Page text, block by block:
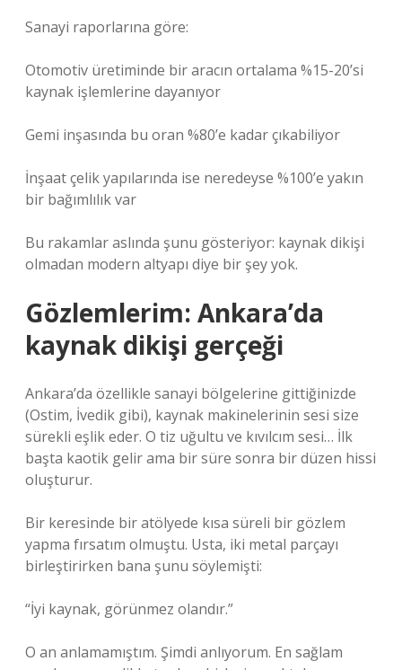
Sanayi raporlarına göre:
Otomotiv üretiminde bir aracın ortalama %15-20’si
kaynak işlemlerine dayanıyor
Gemi inşasında bu oran %80’e kadar çıkabiliyor
İnşaat çelik yapılarında ise neredeyse %100’e yakın
bir bağımlılık var
Bu rakamlar aslında şunu gösteriyor: kaynak dikişi
olmadan modern altyapı diye bir şey yok.
Gözlemlerim: Ankara’da
kaynak dikişi gerçeği
Ankara’da özellikle sanayi bölgelerine gittiğinizde
(Ostim, İvedik gibi), kaynak makinelerinin sesi size
sürekli eşlik eder. O tiz uğultu ve kıvılcım sesi… İlk
başta kaotik gelir ama bir süre sonra bir düzen hissi
oluşturur.
Bir keresinde bir atölyede kısa süreli bir gözlem
yapma fırsatım olmuştu. Usta, iki metal parçayı
birleştirirken bana şunu söylemişti:
“İyi kaynak, görünmez olandır.”
O an anlamamıştım. Şimdi anlıyorum. En sağlam